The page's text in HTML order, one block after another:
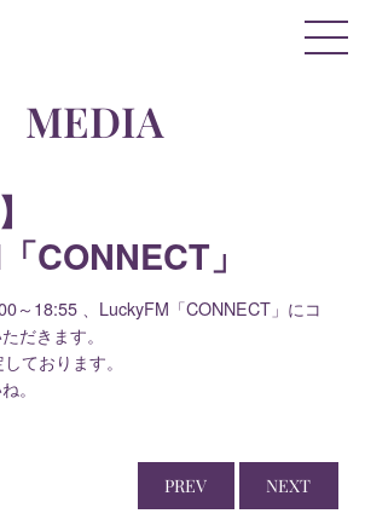
MEDIA
CONNECT」
～18:55 、LuckyFM「CONNECT」にコ
だきます。
ております。
。
PREV NEXT